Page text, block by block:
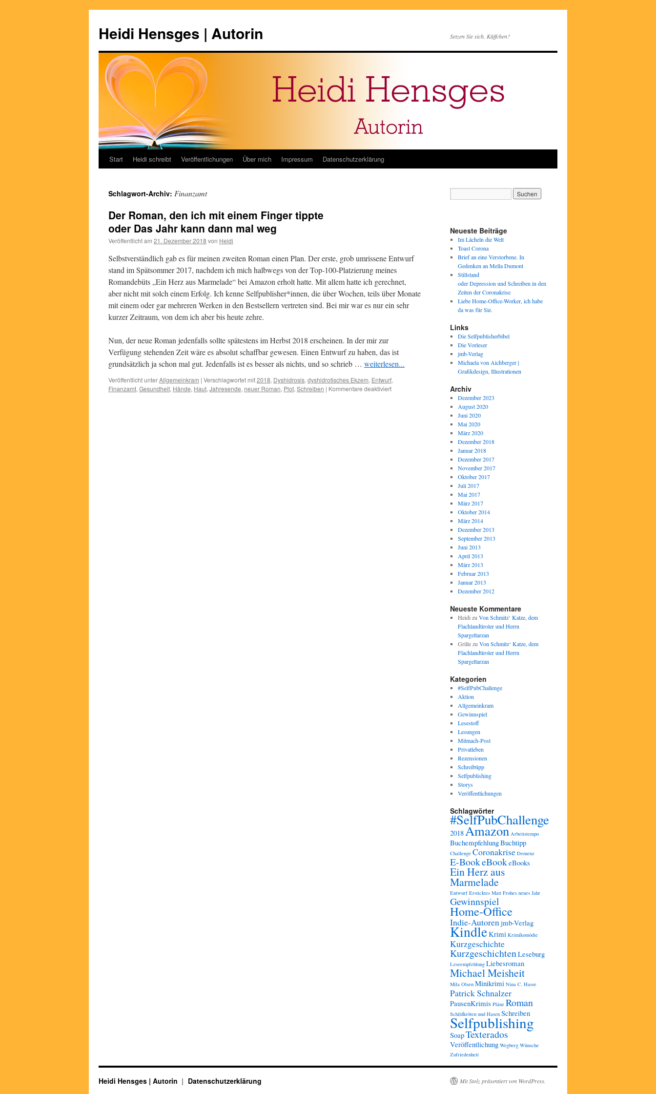
springen
Heidi Hensges | Autorin Setzen Sie sich. Käffchen?
Start Heidi schreibt Veröffentlichungen Über mich Impressum Datenschutzerklärung
Schlagwort-Archiv: Finanzamt
Der Roman, den ich mit einem Finger tippte
oder Das Jahr kann dann mal weg
Veröffentlicht am 21. Dezember 2018 von Heidi
Selbstverständlich gab es für meinen zweiten Roman einen Plan. Der erste, grob umrissene Entwurf
stand im Spätsommer 2017, nachdem ich mich halbwegs von der Top-100-Platzierung meines
Romandebüts „Ein Herz aus Marmelade“ bei Amazon erholt hatte. Mit allem hatte ich gerechnet,
aber nicht mit solch einem Erfolg. Ich kenne Selfpublisher*innen, die über Wochen, teils über Monate
mit einem oder gar mehreren Werken in den Bestsellern vertreten sind. Bei mir war es nur ein sehr
kurzer Zeitraum, von dem ich aber bis heute zehre.
Nun, der neue Roman jedenfalls sollte spätestens im Herbst 2018 erscheinen. In der mir zur
Verfügung stehenden Zeit wäre es absolut schaffbar gewesen. Einen Entwurf zu haben, das ist
grundsätzlich ja schon mal gut. Jedenfalls ist es besser als nichts, und so schrieb … weiterlesen...
Veröffentlicht unterAllgemeinkram | Verschlagwortet mit2018, Dyshidrosis, dyshidrotisches Ekzem, Entwurf,
Finanzamt, Gesundheit, Hände, Haut, Jahresende, neuer Roman, Plot, Schreiben | Kommentare deaktiviertfür
Neueste Beiträge
Im Lächeln die Welt
Toast Corona
Brief an eine Verstorbene. In
Gedenken an Mella Dumont
Stillstand
oder Depression und Schreiben in den
Zeiten der Coronakrise
Liebe Home-Office-Worker, ich habe
da was für Sie.
Links
Die Selfpublisherbibel
Die Vorleser
jmb-Verlag
Michaela von Aichberger |
Grafikdesign, Illustrationen
Archiv
Dezember 2023
August 2020
Juni 2020
Mai 2020
März 2020
Dezember 2018
Januar 2018
Dezember 2017
November 2017
Oktober 2017
Juli 2017
Mai 2017
März 2017
Oktober 2014
März 2014
Dezember 2013
September 2013
Juni 2013
April 2013
März 2013
Februar 2013
Januar 2013
Dezember 2012
Neueste Kommentare
Heidi zu Von Schmitz‘ Katze, dem
Flachlandtiroler und Herrn
Spargeltarzan
Grillezu Von Schmitz‘ Katze, dem
Flachlandtiroler und Herrn
Spargeltarzan
Kategorien
#SelfPubChallenge
Aktion
Allgemeinkram
Gewinnspiel
Lesestoff
Lesungen
Mitmach-Post
Privatleben
Rezensionen
Schreibtipp
Selfpublishing
Storys
Veröffentlichungen
Schlagwörter
#SelfPubChallenge
2018Amazon Arbeitstempo
BuchempfehlungBuchtipp
Challenge Coronakrise Demenz
E-BookeBookeBooks
Ein Herz aus
Marmelade
Entwurf Ersticktes Matt Frohes neues Jahr
Gewinnspiel
Home-Office
Indie-Autorenjmb-Verlag
KindleKrimi Krimikomödie
Kurzgeschichte
KurzgeschichtenLeseburg
Leseempfehlung Liebesroman
Michael Meisheit
Mila Olsen Minikrimi Nina C. Hasse
Patrick Schnalzer
PausenKrimis Pläne Roman
Schildkröten und Hasen Schreiben
Selfpublishing
SoapTexterados
Veröffentlichung Wegberg Wünsche
Zufriedenheit
Heidi Hensges | Autorin Datenschutzerklärung Mit Stolz präsentiert von WordPress.